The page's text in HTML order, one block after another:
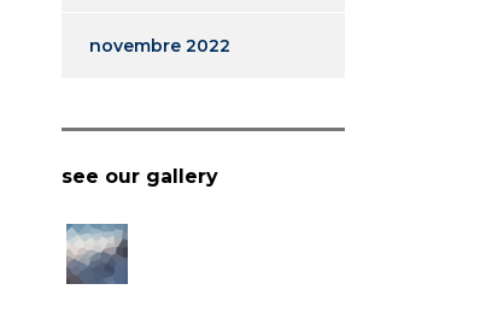
novembre 2022
see our gallery